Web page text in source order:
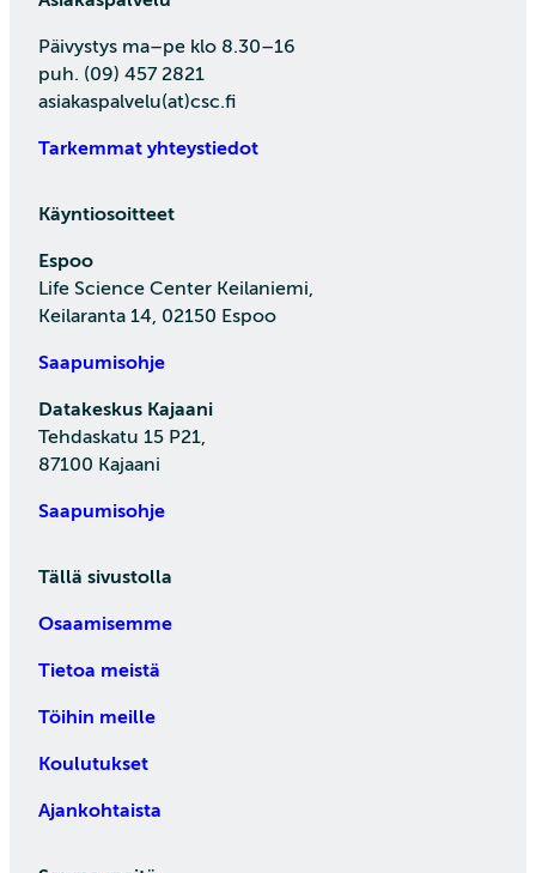
Päivystys ma–pe klo 8.30–16
puh. (09) 457 2821
asiakaspalvelu(at)csc.fi
Tarkemmat yhteystiedot
Käyntiosoitteet
Espoo
Life Science Center Keilaniemi,
Keilaranta 14, 02150 Espoo
Saapumisohje
Datakeskus Kajaani
Tehdaskatu 15 P21,
87100 Kajaani
Saapumisohje
Tällä sivustolla
Osaamisemme
Tietoa meistä
Töihin meille
Koulutukset
Ajankohtaista